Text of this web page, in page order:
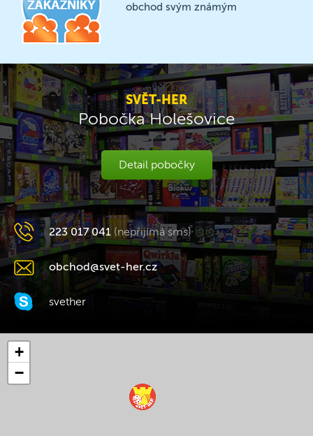
obchod svým známým
SVĚT-HER
Pobočka Holešovice
Detail pobočky
223 017 041 (nepřijímá sms)
obchod@svet-her.cz
svether
+
−